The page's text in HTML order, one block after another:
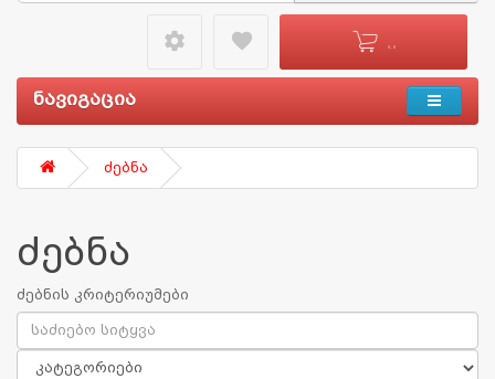
0 - 0
favorite
settings49
ნავიგაცია
ძებნა
ძებნა
ძებნის კრიტერიუმები